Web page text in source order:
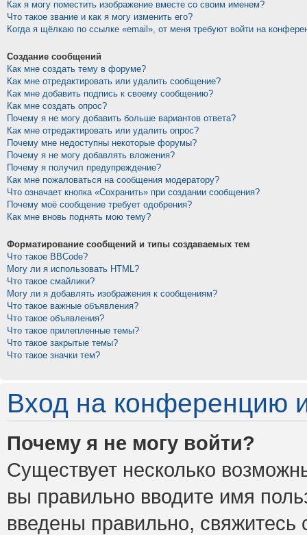
Как я могу поместить изображение вместе со своим именем?
Что такое звание и как я могу изменить его?
Когда я щёлкаю по ссылке «email», от меня требуют войти на
Создание сообщений
Как мне создать тему в форуме?
Как мне отредактировать или удалить сообщение?
Как мне добавить подпись к своему сообщению?
Как мне создать опрос?
Почему я не могу добавить больше вариантов ответа?
Как мне отредактировать или удалить опрос?
Почему мне недоступны некоторые форумы?
Почему я не могу добавлять вложения?
Почему я получил предупреждение?
Как мне пожаловаться на сообщения модератору?
Что означает кнопка «Сохранить» при создании сообщения?
Почему моё сообщение требует одобрения?
Как мне вновь поднять мою тему?
Форматирование сообщений и типы создаваемых тем
Что такое BBCode?
Могу ли я использовать HTML?
Что такое смайлики?
Могу ли я добавлять изображения к сообщениям?
Что такое важные объявления?
Что такое объявления?
Что такое прилепленные темы?
Что такое закрытые темы?
Что такое значки тем?
Вход на конференцию
Почему я не могу войти?
Существует несколько
вы правильно вводите имя
введены правильно,